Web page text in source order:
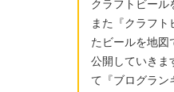
クラフトビール
また『クラフ
たビールを地図
公開していきま
て『ブログラン